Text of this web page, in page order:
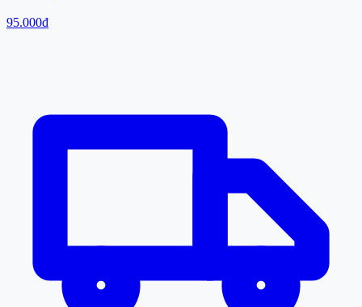
95.000đ